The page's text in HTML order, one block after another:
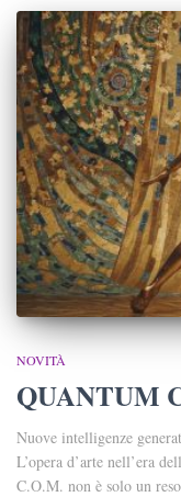
NOVITÀ
QUANTUM
Nuove intelligenze
L’opera d’arte nell’era
C.O.M. non è solo un